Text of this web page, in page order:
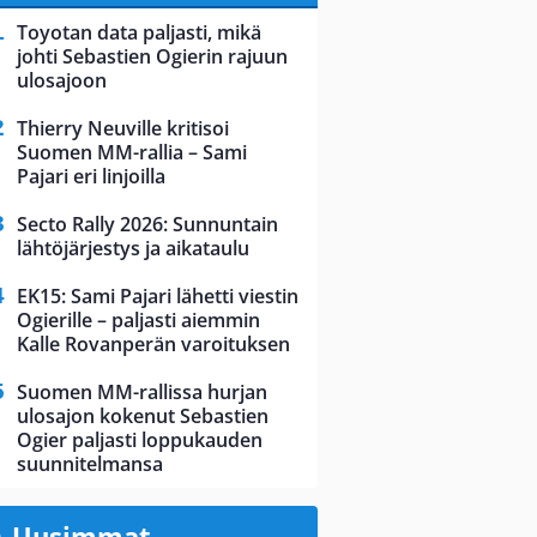
Toyotan data paljasti, mikä
johti Sebastien Ogierin rajuun
ulosajoon
Thierry Neuville kritisoi
Suomen MM-rallia – Sami
Pajari eri linjoilla
Secto Rally 2026: Sunnuntain
lähtöjärjestys ja aikataulu
EK15: Sami Pajari lähetti viestin
Ogierille – paljasti aiemmin
Kalle Rovanperän varoituksen
Suomen MM-rallissa hurjan
ulosajon kokenut Sebastien
Ogier paljasti loppukauden
suunnitelmansa